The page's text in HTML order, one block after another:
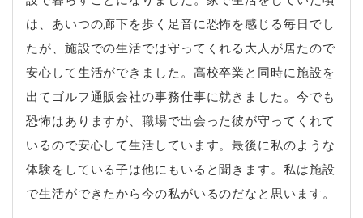
は、あいつの廊下を歩く足音に恐怖を感じる毎日でし
たが、施設での生活では守ってくれる大人が居たので
安心して生活ができました。高校卒業と同時に施設を
出てゴルフ通販会社の事務仕事に就きました。今でも
恐怖はありますが、職場で出会った彼が守ってくれて
いるので安心して生活しています。最後に私のような
体験をしている子は他にもいると聞きます。私は施設
で生活ができたから今の私がいるのだなと思います。